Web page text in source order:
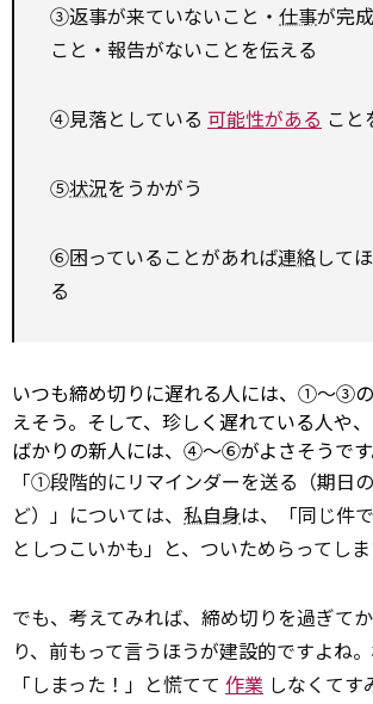
③返事が来ていないこと・ 仕事が完
こと・報告がないことを伝える
④見落としている 可能性がある こと
⑤状況をうかがう
⑥困っていることがあれば連絡して
る
いつも締め切りに遅れる人には、①～③
えそう。そして、珍しく遅れている人や
ばかりの新人には、④～⑥がよさそうです
「①段階的にリマインダーを送る（期日
ど）」については、 私自身は、「同じ件
としつこいかも」と、ついためらってしま
でも、考えてみれば、締め切りを過ぎて
り、前もって言うほうが建設的ですよね。
「しまった！」と慌てて 作業 しなくてす